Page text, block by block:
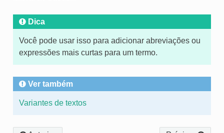
Dica
Você pode usar isso para adicionar abreviações ou
expressões mais curtas para um termo.
Ver também
Variantes de textos